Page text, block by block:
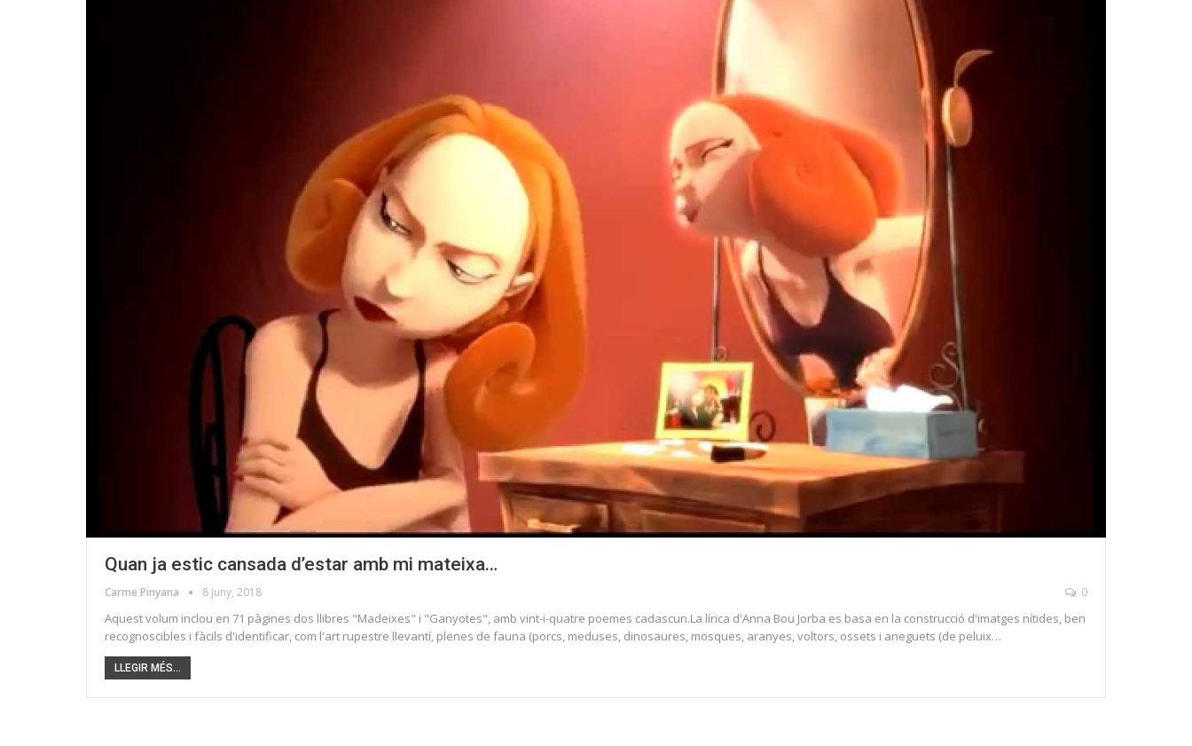
Quan ja estic cansada d’estar amb mi mateixa…
Carme Pinyana 8 juny, 2018 0
Aquest volum inclou en 71 pàgines dos llibres "Madeixes" i "Ganyotes", amb vint-i-quatre poemes cadascun.La lírica d'Anna Bou Jorba es basa en la construcció d'imatges nítides, ben
recognoscibles i fàcils d'identificar, com l'art rupestre llevantí, plenes de fauna (porcs, meduses, dinosaures, mosques, aranyes, voltors, ossets i aneguets (de peluix…
LLEGIR MÉS...